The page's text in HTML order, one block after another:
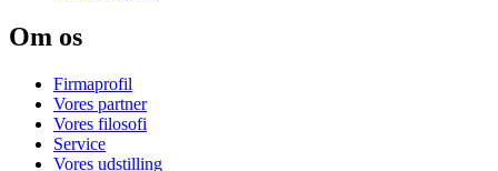
Om os
Firmaprofil
Vores partner
Vores filosofi
Service
Vores udstilling